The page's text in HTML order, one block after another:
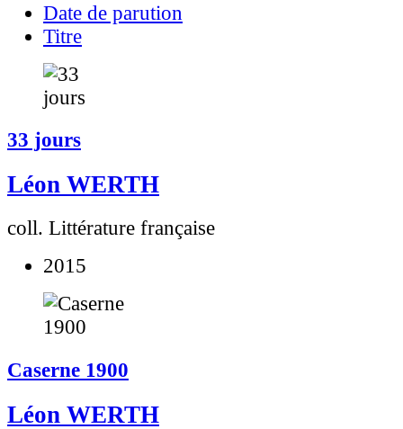
Date de parution
Titre
33 jours
Léon WERTH
coll. Littérature française
2015
Caserne 1900
Léon WERTH